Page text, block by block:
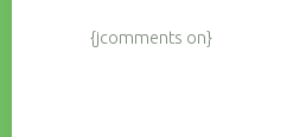
{jcomments on}